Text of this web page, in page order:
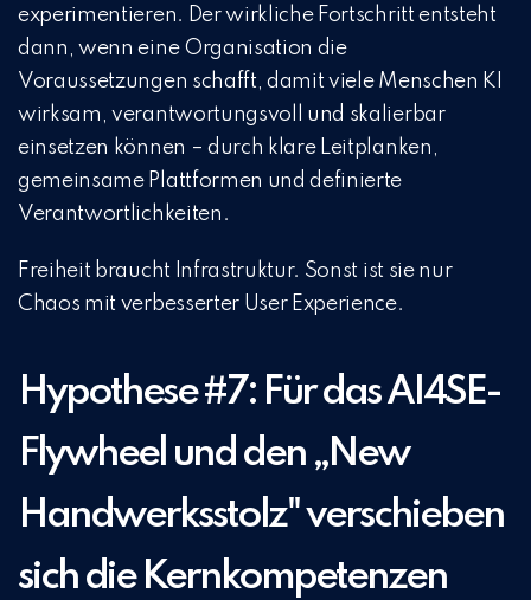
experimentieren. Der wirkliche Fortschritt entsteht
dann, wenn eine Organisation die
Voraussetzungen schafft, damit viele Menschen KI
wirksam, verantwortungsvoll und skalierbar
einsetzen können – durch klare Leitplanken,
gemeinsame Plattformen und definierte
Verantwortlichkeiten.
Freiheit braucht Infrastruktur. Sonst ist sie nur
Chaos mit verbesserter User Experience.
Hypothese #7: Für das AI4SE-
Flywheel und den „New
Handwerksstolz" verschieben
sich die Kernkompetenzen